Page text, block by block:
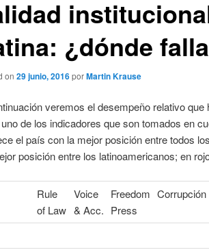
¿dónde
on 29 junio, 2016porMartin Krause
veremos el desempeño relativo
de los indicadores que son tomados en
el país con la mejor posición entre todos
posición entre los latinoamericanos; en
Rule
of Law
Voice
& Acc.
Freedom
Press
Corrupción